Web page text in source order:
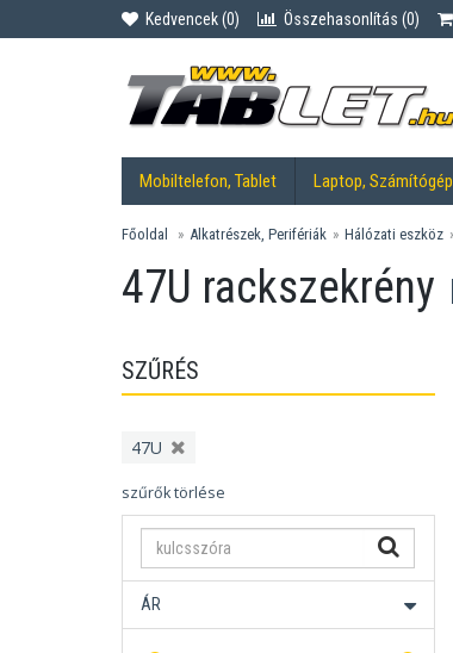
Kedvencek (0) Összehasonlítás (0)
Mobiltelefon, Tablet Laptop, Számítógép
Főoldal Alkatrészek, Perifériák Hálózati eszköz
47U rackszekrény
SZŰRÉS
47U
szűrők törlése
ÁR